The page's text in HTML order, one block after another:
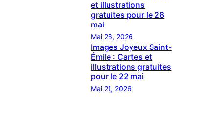
et illustrations
gratuites pour le 28
mai
Mai 26, 2026
Images Joyeux Saint-
Émile : Cartes et
illustrations gratuites
pour le 22 mai
Mai 21, 2026